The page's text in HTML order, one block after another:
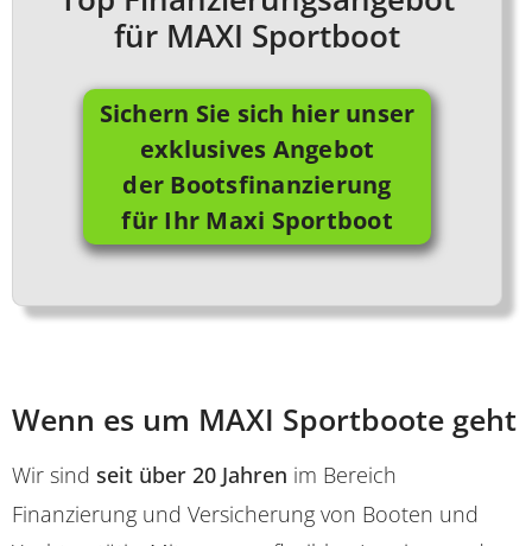
für MAXI Sportboot
Sichern Sie sich hier unser
exklusives Angebot
der Bootsfinanzierung
für Ihr Maxi Sportboot
Wenn es um MAXI Sportboote geht
Wir sind seit über 20 Jahren im Bereich
Finanzierung und Versicherung von Booten und